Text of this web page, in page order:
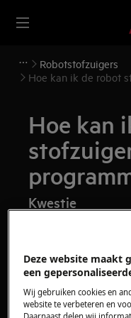
Robotstofzuigers
Hoe kan ik de robot
Hoe kan
Kwestie
Hoe kan ik
Heeft betrekking
Stofzuiger
Deze website maakt
een
Wij gebruiken cookies en
website te verbeteren en